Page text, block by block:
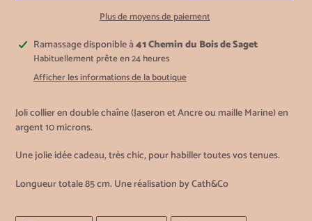
Plus de moyens de paiement
Ajout
produit
panier
Ramassage disponible à41 Chemin du Bois de Saget
Habituellement prête en 24 heures
Afficher les informations de la boutique
Joli collier en double chaîne (Jaseron et Ancre ou maille Marine) en
argent 10 microns.
Une jolie idée cadeau, très chic, pour habiller toutes vos tenues.
Longueur totale 85 cm. Une réalisation by Cath&Co